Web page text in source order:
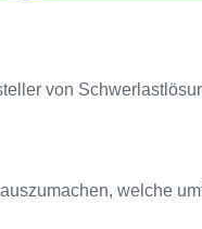
von
welche